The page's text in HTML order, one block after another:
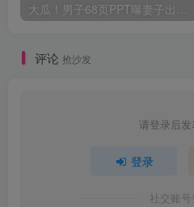
大瓜！男子68页PPT曝妻子出轨华南理工博士！
评论 抢沙发
请登录后
登录
社交账号